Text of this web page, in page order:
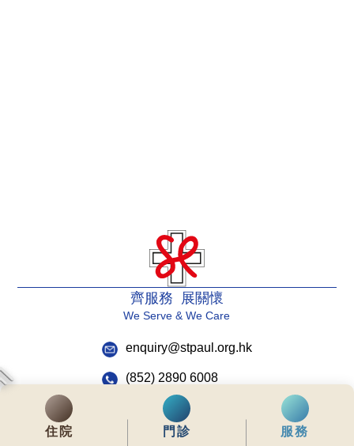
住院 門診 服務
齊服務 展關懷
We Serve & We Care
enquiry@stpaul.org.hk
(852) 2890 6008
銅鑼灣東院道2號